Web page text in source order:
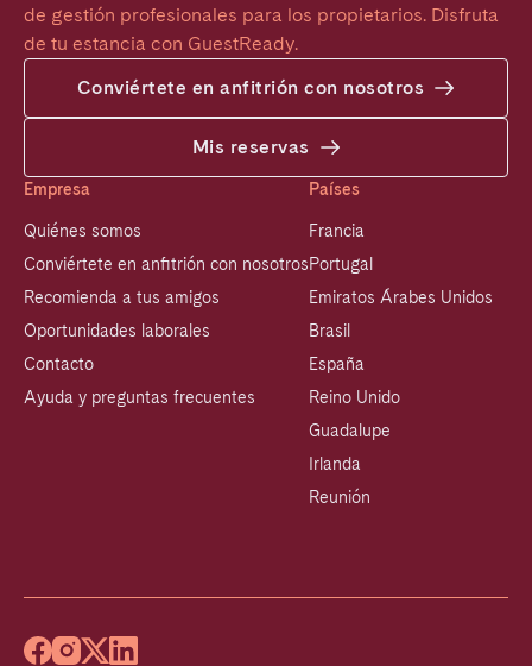
de gestión profesionales para los propietarios. Disfruta
de tu estancia con GuestReady.
Conviértete en anfitrión con nosotros
Mis reservas
Empresa
Quiénes somos
Conviértete en anfitrión con nosotros
Recomienda a tus amigos
Oportunidades laborales
Contacto
Ayuda y preguntas frecuentes
Países
Francia
Portugal
Emiratos Árabes Unidos
Brasil
España
Reino Unido
Guadalupe
Irlanda
Reunión